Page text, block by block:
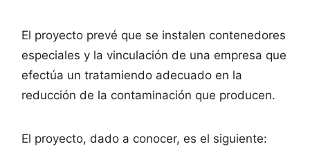
El proyecto prevé que se instalen contenedores
especiales y la vinculación de una empresa que
efectúa un tratamiendo adecuado en la
reducción de la contaminación que producen.
El proyecto, dado a conocer, es el siguiente: